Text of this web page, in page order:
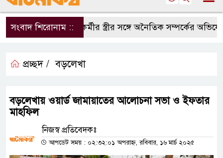
সংবাদ শিরোনাম ::দলীয় কর্মীর স্ত্রীর সঙ্গে অনৈতিক সম্পর্কের অভিযোগে
প্রচ্ছদ / বড়লেখা
বড়লেখায় ওয়ার্ড জামায়াতের আলোচনা সভা ও ইফতার
মাহফিল
নিজস্ব প্রতিবেদকঃ
আপডেট সময় : ০২:৩২:০১ অপরাহ্ন, রবিবার, ১৬ মার্চ ২০২৫